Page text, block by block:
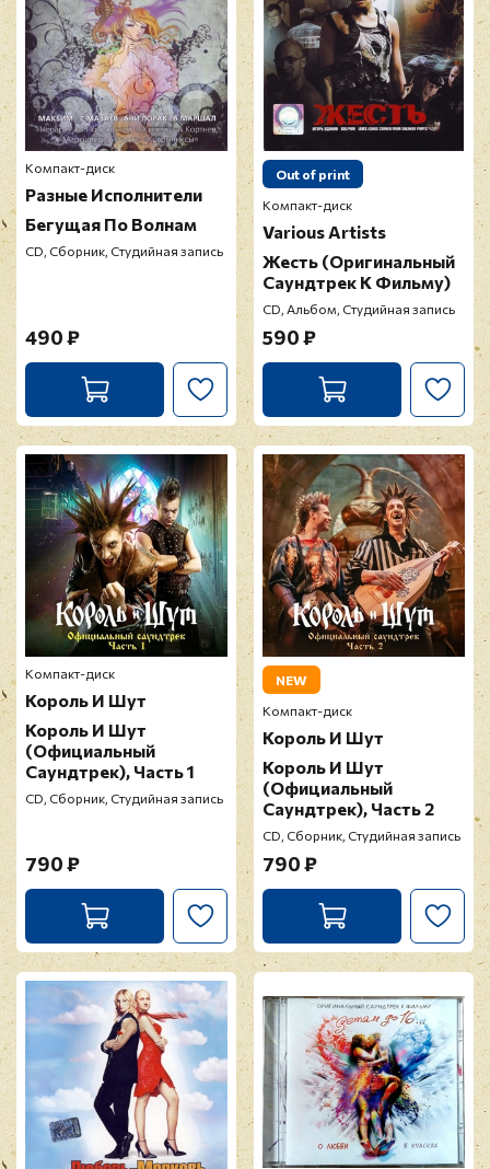
Компакт-диск
Разные Исполнители
Бегущая По Волнам
CD, Сборник, Студийная запись
490 ₽
Out of print
Компакт-диск
Various Artists
Жесть (Оригинальный
Саундтрек К Фильму)
CD, Альбом, Студийная запись
590 ₽
Компакт-диск
Король И Шут
Король И Шут
(Официальный
Саундтрек), Часть 1
CD, Сборник, Студийная запись
790 ₽
NEW
Компакт-диск
Король И Шут
Король И Шут
(Официальный
Саундтрек), Часть 2
CD, Сборник, Студийная запись
790 ₽